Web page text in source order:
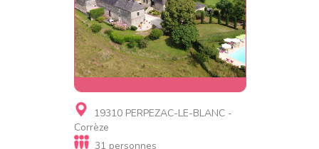
Gite
Domaine Leyvinie
19310 PERPEZAC-LE-BLANC -
Corrèze
31 personnes